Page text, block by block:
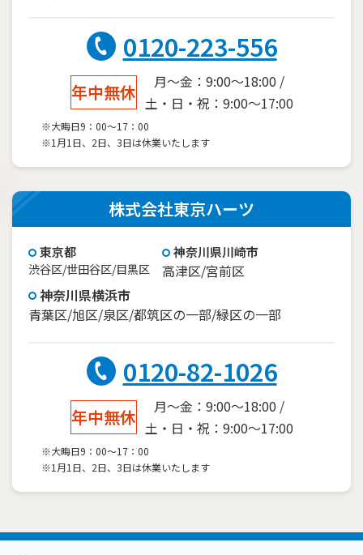
0120-223-556
年中無休
月～金：9:00～18:00 /
土・日・祝：9:00～17:00
※大晦日9：00～17：00
※1月1日、2日、3日は休業いたします
株式会社東京ハーツ
東京都
渋谷区/世田谷区/目黒区
神奈川県川崎市
高津区/宮前区
神奈川県横浜市
青葉区/旭区/泉区/都筑区の一部/緑区の一部
0120-82-1026
年中無休
月～金：9:00～18:00 /
土・日・祝：9:00～17:00
※大晦日9：00～17：00
※1月1日、2日、3日は休業いたします